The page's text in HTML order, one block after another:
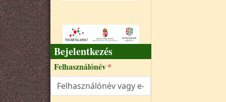
Bejelentkezés
Felhasználónév